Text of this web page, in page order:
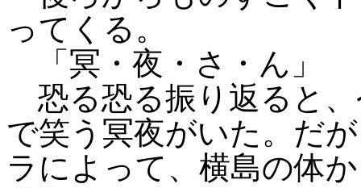
ってくる。
「冥・夜・さ・ん」
恐る恐る振り返ると
で笑う冥夜がいた。だ
ラによって、横島の体